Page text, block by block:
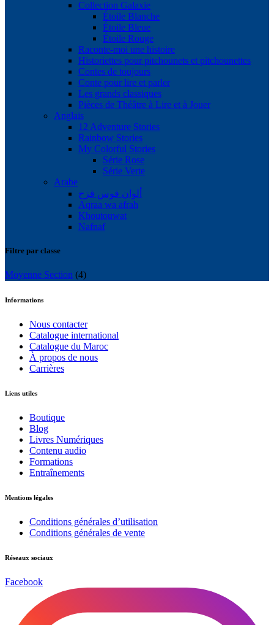
Collection Galaxie
Étoile Blanche
Étoile Bleue
Étoile Rouge
Raconte-moi une histoire
Historiettes pour pitchounets et pitchounettes
Contes de toujours
Conte pour lire et parler
Les grands classiques
Pièces de Théâtre à Lire et à Jouer
Anglais
12 Adventure Stories
Rainbow Stories
My Colorful Stories
Série Rose
Série Verte
Arabe
ألوان قوس قزح
Aqraa wa afrah
Khoutouwat
Nafnaf
Filtre par classe
Moyenne Section (4)
Informations
Nous contacter
Catalogue international
Catalogue du Maroc
À propos de nous
Carrières
Liens utiles
Boutique
Blog
Livres Numériques
Contenu audio
Formations
Entraînements
Mentions légales
Conditions générales d’utilisation
Conditions générales de vente
Réseaux sociaux
Facebook